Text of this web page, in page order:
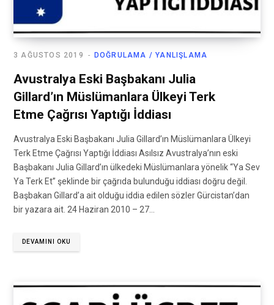
DOĞRULAMA / YANLIŞLAMA
3 AĞUSTOS 2019
Avustralya Eski Başbakanı Julia
Gillard’ın Müslümanlara Ülkeyi Terk
Etme Çağrısı Yaptığı İddiası
Avustralya Eski Başbakanı Julia Gillard’ın Müslümanlara Ülkeyi
Terk Etme Çağrısı Yaptığı İddiası Asılsız Avustralya’nın eski
Başbakanı Julia Gillard’ın ülkedeki Müslümanlara yönelik “Ya Sev
Ya Terk Et” şeklinde bir çağrıda bulunduğu iddiası doğru değil.
Başbakan Gillard’a ait olduğu iddia edilen sözler Gürcistan’dan
bir yazara ait. 24 Haziran 2010 – 27…
DEVAMINI OKU